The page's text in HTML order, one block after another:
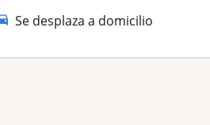
Se desplaza a domicilio